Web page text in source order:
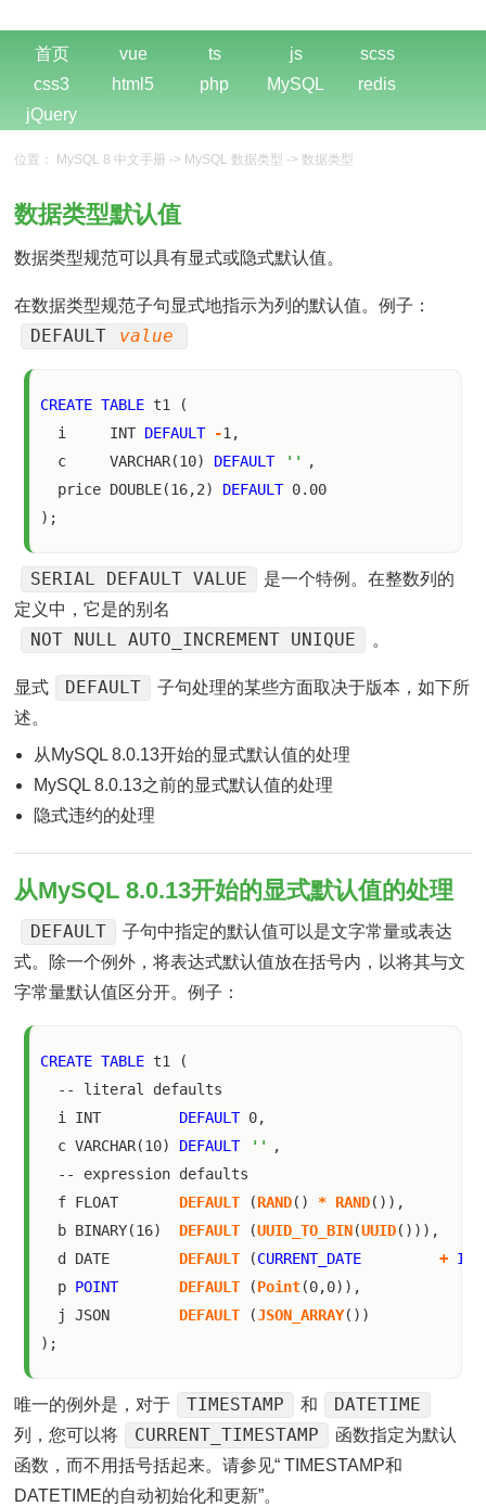
首页 vue ts js
scss
css3
html5 php MySQL
redis
jQuery
位置： MySQL 8 中文手册 -> MySQL 数据类型 ->数据类型
数据类型默认值
数据类型规范可以具有显式或隐式默认值。
在数据类型规范子句显式地指示为列的默认值。例子：
DEFAULT value
CREATE TABLE t1 (
  i     INT
DEFAULT -1,
  c     VARCHAR(10)
DEFAULT ''
,
  price DOUBLE(16,2)
DEFAULT 0.00
SERIAL DEFAULT VALUE
是一个特例。在整数列的
定义中，它是的别名
NOT NULL AUTO_INCREMENT UNIQUE 。
显式 DEFAULT
子句处理的某些方面取决于版本，如下所
述。
从MySQL 8.0.13开始的显式默认值的处理
MySQL 8.0.13之前的显式默认值的处理
隐式违约的处理
从MySQL 8.0.13开始的显式默认值的处理
DEFAULT
子句中指定的默认值可以是文字常量或表达
式。除一个例外，将表达式默认值放在括号内，以将其与文
字常量默认值区分开。例子：
CREATE TABLE t1 (
  -- literal defaults
  i INT
DEFAULT 0,
  c VARCHAR(10)
DEFAULT ''
,
  -- expression defaults
  f FLOAT
DEFAULT (RAND() * RAND()),
  b BINARY(16)
DEFAULT (UUID_TO_BIN(UUID())),
  d DATE
DEFAULT (CURRENT_DATE
	+
  p
POINT DEFAULT (Point(0,0)),
  j JSON
DEFAULT (JSON_ARRAY())
唯一的例外是，对于 TIMESTAMP 和 DATETIME
列，您可以将 CURRENT_TIMESTAMP
函数指定为默认
函数，而不用括号括起来。请参见“ TIMESTAMP和
DATETIME的自动初始化和更新”。